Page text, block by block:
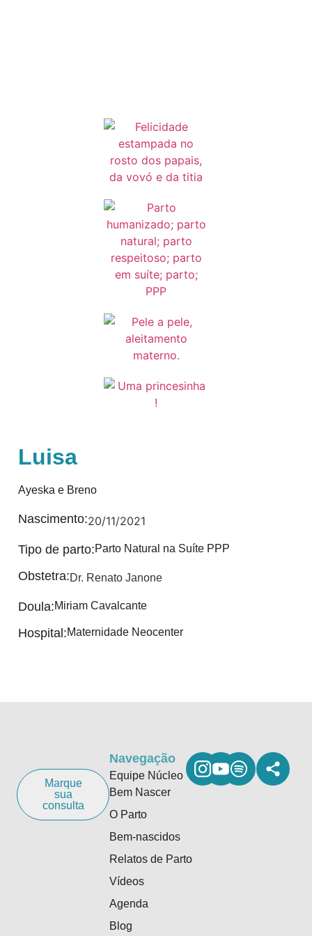
Luisa
Ayeska e Breno
Nascimento:20/11/2021
Tipo de parto:Parto Natural na Suíte PPP
Obstetra:Dr. Renato Janone
Doula:Miriam Cavalcante
Hospital:Maternidade Neocenter
Marque
sua
consulta
Navegação
Equipe Núcleo
Bem Nascer
O Parto
Bem-nascidos
Relatos de Parto
Vídeos
Agenda
Blog